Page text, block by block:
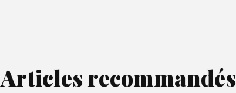
Articles recommandés